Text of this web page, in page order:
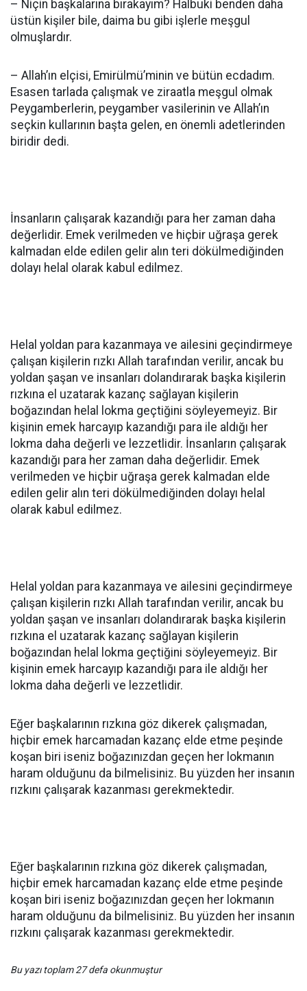
– Niçin başkalarına bırakayım? Halbuki benden daha
üstün kişiler bile, daima bu gibi işlerle meşgul
olmuşlardır.
– Allah’ın elçisi, Emirülmü’minin ve bütün ecdadım.
Esasen tarlada çalışmak ve ziraatla meşgul olmak
Peygamberlerin, peygamber vasilerinin ve Allah’ın
seçkin kullarının başta gelen, en önemli adetlerinden
biridir dedi.
İnsanların çalışarak kazandığı para her zaman daha
değerlidir. Emek verilmeden ve hiçbir uğraşa gerek
kalmadan elde edilen gelir alın teri dökülmediğinden
dolayı helal olarak kabul edilmez.
Helal yoldan para kazanmaya ve ailesini geçindirmeye
çalışan kişilerin rızkı Allah tarafından verilir, ancak bu
yoldan şaşan ve insanları dolandırarak başka kişilerin
rızkına el uzatarak kazanç sağlayan kişilerin
boğazından helal lokma geçtiğini söyleyemeyiz. Bir
kişinin emek harcayıp kazandığı para ile aldığı her
lokma daha değerli ve lezzetlidir. İnsanların çalışarak
kazandığı para her zaman daha değerlidir. Emek
verilmeden ve hiçbir uğraşa gerek kalmadan elde
edilen gelir alın teri dökülmediğinden dolayı helal
olarak kabul edilmez.
Helal yoldan para kazanmaya ve ailesini geçindirmeye
çalışan kişilerin rızkı Allah tarafından verilir, ancak bu
yoldan şaşan ve insanları dolandırarak başka kişilerin
rızkına el uzatarak kazanç sağlayan kişilerin
boğazından helal lokma geçtiğini söyleyemeyiz. Bir
kişinin emek harcayıp kazandığı para ile aldığı her
lokma daha değerli ve lezzetlidir.
Eğer başkalarının rızkına göz dikerek çalışmadan,
hiçbir emek harcamadan kazanç elde etme peşinde
koşan biri iseniz boğazınızdan geçen her lokmanın
haram olduğunu da bilmelisiniz. Bu yüzden her insanın
rızkını çalışarak kazanması gerekmektedir.
Eğer başkalarının rızkına göz dikerek çalışmadan,
hiçbir emek harcamadan kazanç elde etme peşinde
koşan biri iseniz boğazınızdan geçen her lokmanın
haram olduğunu da bilmelisiniz. Bu yüzden her insanın
rızkını çalışarak kazanması gerekmektedir.
Bu yazı toplam 27 defa okunmuştur